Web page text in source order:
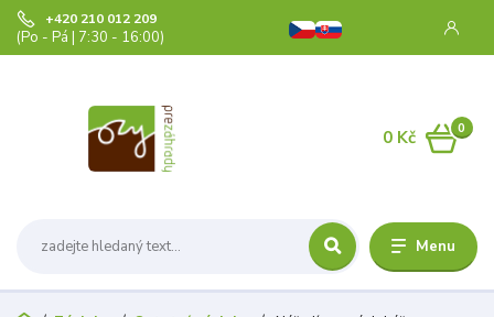
Menu
+420 210 012 209
(Po - Pá | 7:30 - 16:00)
0
0 Kč